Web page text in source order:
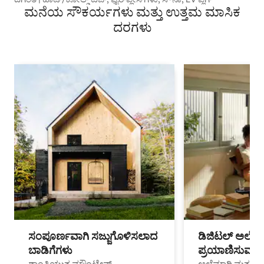
ಮನೆಯ ಸೌಕರ್ಯಗಳು ಮತ್ತು ಉತ್ತಮ ಮಾಸಿಕ
ದರಗಳು
ಸಂಪೂರ್ಣವಾಗಿ ಸಜ್ಜುಗೊಳಿಸಲಾದ
ಬಾಡಿಗೆಗಳು
ಡಿಜಿಟಲ್
ಪ್ರಯಾಣಿಸುವ